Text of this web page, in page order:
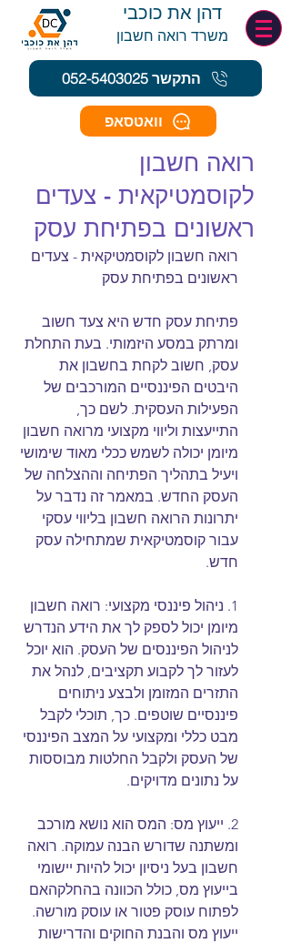
דהן את כוכבי
משרד רואה חשבון
התקשר 052-5403025
וואטסאפ
רואה חשבון
לקוסמטיקאית - צעדים
ראשונים בפתיחת עסק
רואה חשבון לקוסמטיקאית - צעדים
ראשונים בפתיחת עסק
פתיחת עסק חדש היא צעד חשוב
ומרתק במסע היזמותי. בעת התחלת
עסק, חשוב לקחת בחשבון את
היבטים הפיננסיים המורכבים של
הפעילות העסקית. לשם כך,
התייעצות וליווי מקצועי מרואה חשבון
מיומן יכולה לשמש ככלי מאוד שימושי
ויעיל בתהליך הפתיחה וההצלחה של
העסק החדש. במאמר זה נדבר על
יתרונות הרואה חשבון בליווי עסקי
עבור קוסמטיקאית שמתחילה עסק
חדש.
1. ניהול פיננסי מקצועי: רואה חשבון
מיומן יכול לספק לך את הידע הנדרש
לניהול הפיננסים של העסק. הוא יוכל
לעזור לך לקבוע תקציבים, לנהל את
התזרים המזומן ולבצע ניתוחים
פיננסיים שוטפים. כך, תוכלי לקבל
מבט כללי ומקצועי על המצב הפיננסי
של העסק ולקבל החלטות מבוססות
על נתונים מדויקים.
2. ייעוץ מס: המס הוא נושא מורכב
ומשתנה שדורש הבנה עמוקה. רואה
חשבון בעל ניסיון יכול להיות יישומי
בייעוץ מס, כולל הכוונה בהחלקהאם
לפתוח עוסק פטור או עוסק מורשה.
ייעוץ מס והבנת החוקים והדרישות